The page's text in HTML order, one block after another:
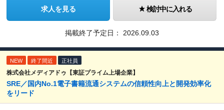
求人を見る 検討中に入れる
掲載終了予定日： 2026.09.03
NEW 終了間近 正社員
株式会社メディアドゥ【東証プライム上場企業】
SRE／国内No.1電子書籍流通システムの信頼性向上と開発効率化
をリード